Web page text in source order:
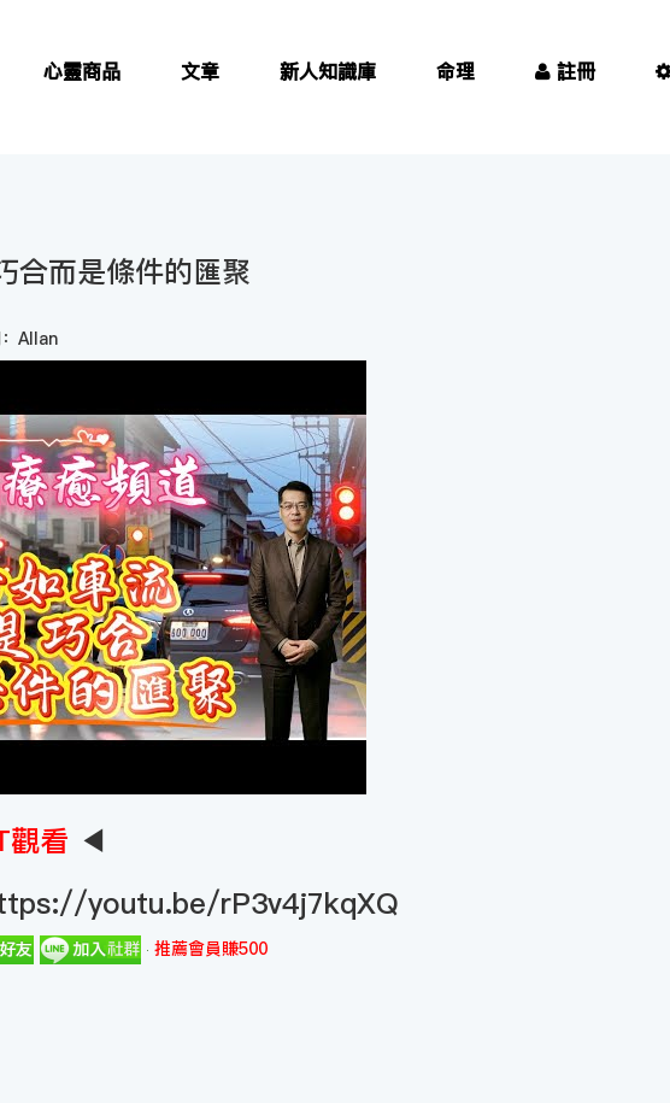
心靈商品 文章 新人知識庫 命理 註冊
合而是條件的匯聚
Allan
觀看 ◀
youtu.be/rP3v4j7kqXQ
推薦會員賺500